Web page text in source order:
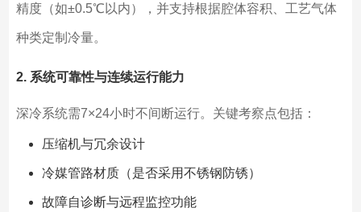
精度（如±0.5℃以内），并支持根据腔体容积、工艺气体
种类定制冷量。
2. 系统可靠性与连续运行能力
深冷系统需7×24小时不间断运行。关键考察点包括：
压缩机与冗余设计
冷媒管路材质（是否采用不锈钢防锈）
故障自诊断与远程监控功能